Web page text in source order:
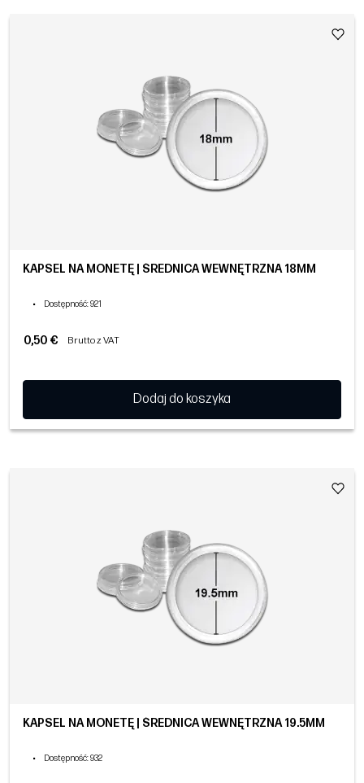
KAPSEL NA MONETĘ | ŚREDNICA WEWNĘTRZNA 18MM
• Dostępność: 921
0,50 € Brutto z VAT
Dodaj do koszyka
KAPSEL NA MONETĘ | ŚREDNICA WEWNĘTRZNA 19.5MM
• Dostępność: 932